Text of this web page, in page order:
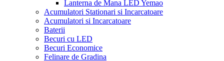
Lanterna de Mana LED Yemao
Acumulatori Stationari si Incarcatoare
Acumulatori si Incarcatoare
Baterii
Becuri cu LED
Becuri Economice
Felinare de Gradina